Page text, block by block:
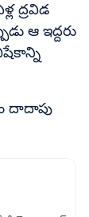
ద్రవిడ
ఆ ఇద్దరు
దాదాపు